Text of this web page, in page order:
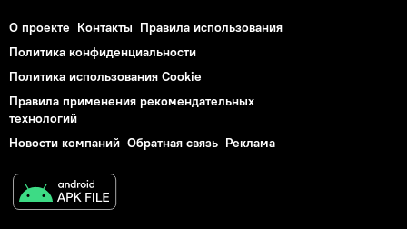
О проекте Контакты Правила использования
Политика конфиденциальности
Политика использования Cookie
Правила применения рекомендательных
технологий
Новости компаний Обратная связь Реклама